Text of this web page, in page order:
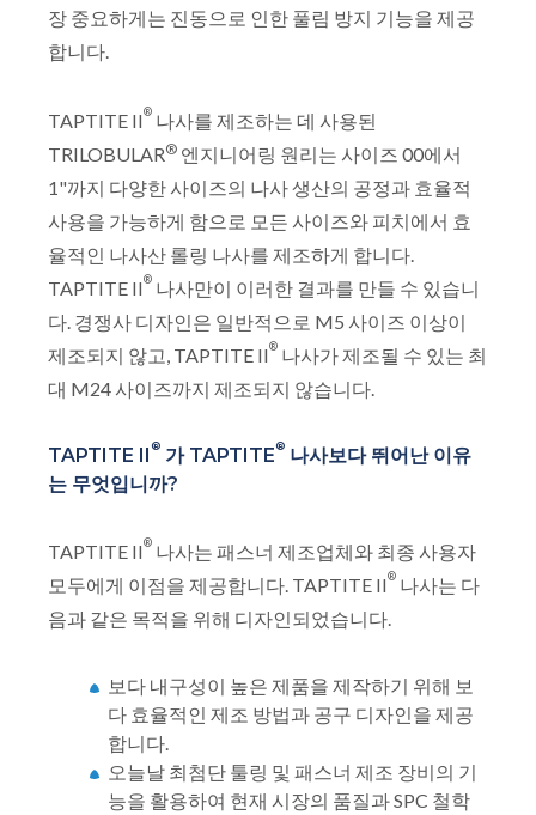
장 중요하게는 진동으로 인한 풀림 방지 기능을 제공
합니다.
TAPTITE II® 나사를 제조하는 데 사용된
TRILOBULAR® 엔지니어링 원리는 사이즈 00에서
1"까지 다양한 사이즈의 나사 생산의 공정과 효율적
사용을 가능하게 함으로 모든 사이즈와 피치에서 효
율적인 나사산 롤링 나사를 제조하게 합니다.
TAPTITE II® 나사만이 이러한 결과를 만들 수 있습니
다. 경쟁사 디자인은 일반적으로 M5 사이즈 이상이
제조되지 않고, TAPTITE II® 나사가 제조될 수 있는 최
대 M24 사이즈까지 제조되지 않습니다.
TAPTITE II® 가 TAPTITE® 나사보다 뛰어난 이유
는 무엇입니까?
TAPTITE II® 나사는 패스너 제조업체와 최종 사용자
모두에게 이점을 제공합니다. TAPTITE II® 나사는 다
음과 같은 목적을 위해 디자인되었습니다.
보다 내구성이 높은 제품을 제작하기 위해 보
다 효율적인 제조 방법과 공구 디자인을 제공
합니다.
오늘날 최첨단 툴링 및 패스너 제조 장비의 기
능을 활용하여 현재 시장의 품질과 SPC 철학